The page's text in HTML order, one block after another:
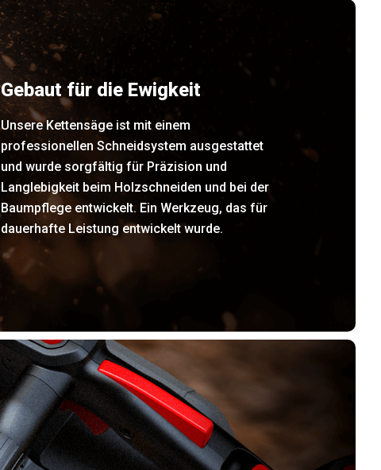
Gebaut für die Ewigkeit
Unsere Kettensäge ist mit einem
professionellen Schneidsystem ausgestattet
und wurde sorgfältig für Präzision und
Langlebigkeit beim Holzschneiden und bei der
Baumpflege entwickelt. Ein Werkzeug, das für
dauerhafte Leistung entwickelt wurde.